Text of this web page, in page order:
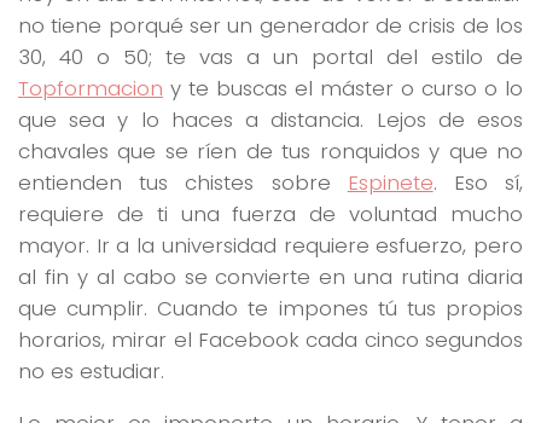
no tiene porqué ser un generador de crisis de los
30, 40 o 50; te vas a un portal del estilo de
Topformacion y te buscas el máster o curso o lo
que sea y lo haces a distancia. Lejos de esos
chavales que se ríen de tus ronquidos y que no
entienden tus chistes sobre Espinete. Eso sí,
requiere de ti una fuerza de voluntad mucho
mayor. Ir a la universidad requiere esfuerzo, pero
al fin y al cabo se convierte en una rutina diaria
que cumplir. Cuando te impones tú tus propios
horarios, mirar el Facebook cada cinco segundos
no es estudiar.